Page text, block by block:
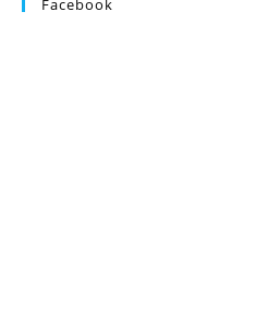
Facebook